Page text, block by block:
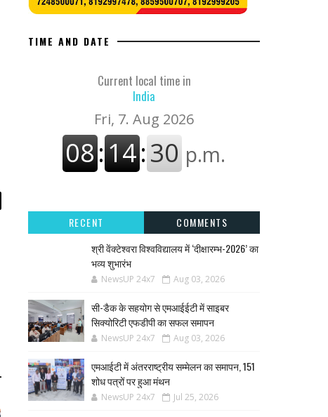
TIME AND DATE
Current local time in
India
RECENT
COMMENTS
श्री वेंक्टेश्वरा विश्वविद्यालय में ‘दीक्षारम्भ-2026’ का
भव्य शुभारंभ
NewsUP 24x7 Aug 03, 2026
सी-डैक के सहयोग से एमआईईटी में साइबर
सिक्योरिटी एफडीपी का सफल समापन
NewsUP 24x7 Aug 03, 2026
एमआईटी में अंतरराष्ट्रीय सम्मेलन का समापन, 151
शोध पत्रों पर हुआ मंथन
NewsUP 24x7 Jul 25, 2026